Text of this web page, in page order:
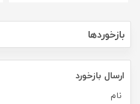
بازخوردها
ارسال بازخورد
نام